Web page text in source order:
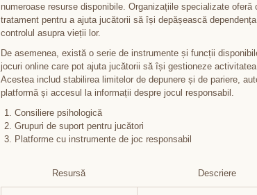
numeroase resurse disponibile. Organizațiile specializate oferă
tratament pentru a ajuta jucătorii să își depășească
controlul asupra vieții lor.
De asemenea, există o serie de instrumente și funcții
jocuri online care pot ajuta jucătorii să își gestioneze
Acestea includ stabilirea limitelor de depunere și de pariere,
platformă și accesul la informații despre jocul responsabil.
Consiliere psihologică
Grupuri de suport pentru jucători
Platforme cu instrumente de joc responsabil
Resursă Descriere